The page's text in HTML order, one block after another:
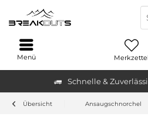
Schnelle &
Merkzettel
Menü
Übersicht Ansaugschnorchel